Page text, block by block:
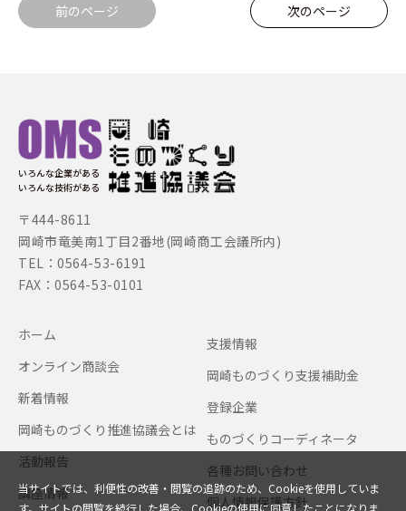
前のページ 次のページ
いろんな企業がある
いろんな技術がある
〒444-8611
岡崎市竜美南1丁目2番地(岡崎商工会議所内)
TEL：0564-53-6191
FAX：0564-53-0101
ホーム
オンライン商談会
新着情報
岡崎ものづくり推進協議会とは
活動報告
講座情報
支援情報
岡崎ものづくり支援補助金
登録企業
ものづくりコーディネータ
各種お問い合わせ
個人情報保護方針
当サイトでは、利便性の改善・閲覧の追跡のため、Cookieを使用していま
す。サイトの閲覧を続行した場合、Cookieの使用に同意したことになりま